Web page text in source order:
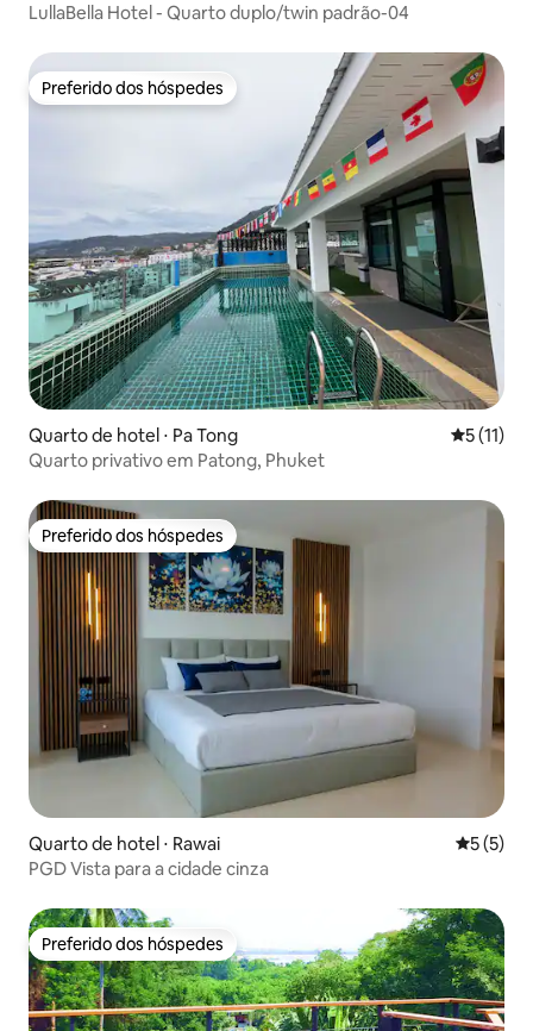
LullaBella Hotel - Quarto duplo/twin padrão-04
Preferido dos hóspedes
Preferido dos hóspedes
Quarto de hotel ⋅ Pa Tong 5 de uma
5 (11)
Quarto privativo em Patong, Phuket
Preferido dos hóspedes
Preferido dos hóspedes
Quarto de hotel ⋅ Rawai 5 de
5 (5)
PGD Vista para a cidade cinza
Preferido dos hóspedes
Preferido dos hóspedes